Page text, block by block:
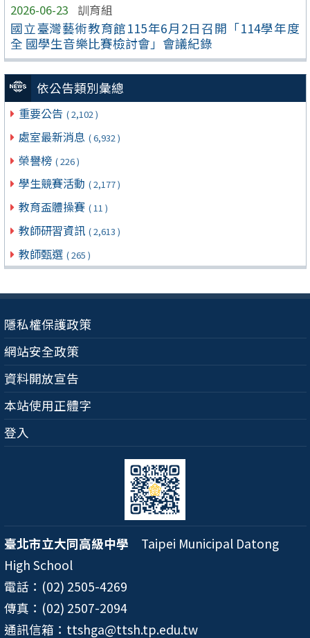
2026-06-23 訓育組
國立臺灣藝術教育館115年6月2日召開「114學年度
全 國學生音樂比賽檢討會」會議紀錄
依公告類別彙總
重要公告 ( 2,102 )
處室最新消息 ( 6,932 )
榮譽榜 ( 226 )
學生競賽活動 ( 2,177 )
教育盃體操賽 ( 11 )
教師研習資訊 ( 2,613 )
教師甄選 ( 265 )
隱私權保護政策
網站安全政策
資料開放宣告
本站使用正體字
登入
臺北市立大同高級中學 Taipei Municipal Datong
High School
電話：(02) 2505-4269
傳真：(02) 2507-2094
通訊信箱：ttshga@ttsh.tp.edu.tw